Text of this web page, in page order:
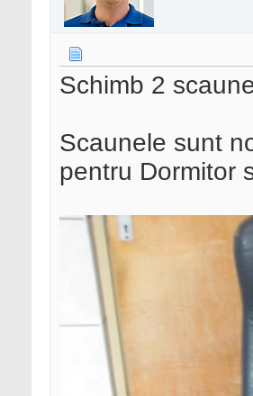
Schimb 2
Scaunele sunt
pentru Dormitor